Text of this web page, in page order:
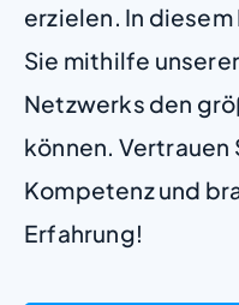
erzielen. In
Sie mithilfe
Netzwerks den
können. Vertrauen
Kompetenz und
Erfahrung!